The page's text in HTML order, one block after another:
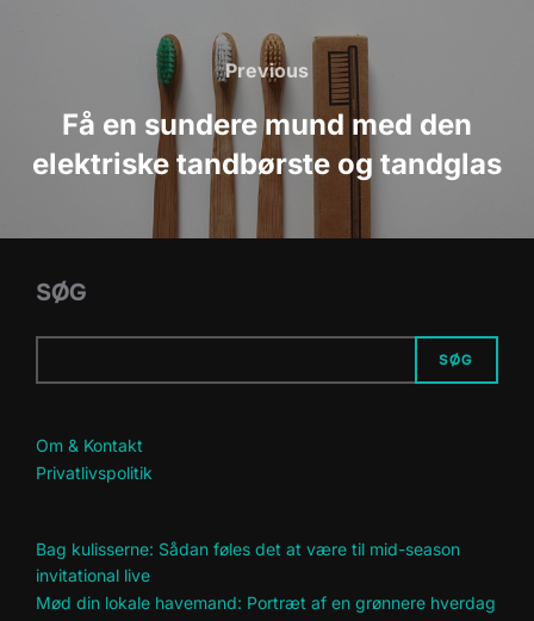
Indlægsnavigation
Previous
Previous
Få en sundere mund med den
elektriske tandbørste og tandglas
SØG
SØG
Om & Kontakt
Privatlivspolitik
Bag kulisserne: Sådan føles det at være til mid-season
invitational live
Mød din lokale havemand: Portræt af en grønnere hverdag